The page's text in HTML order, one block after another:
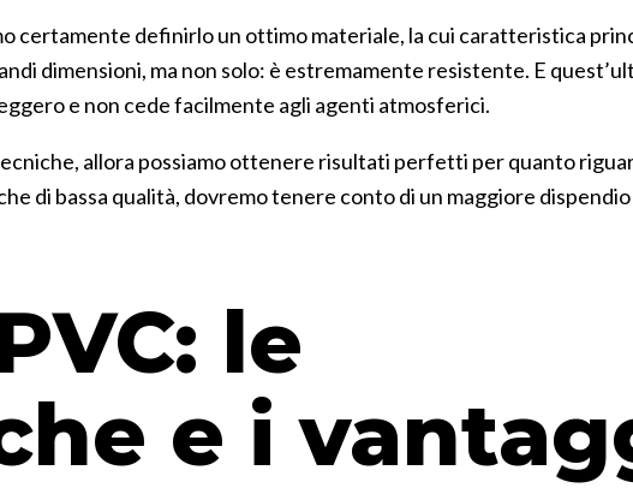
certamente definirlo un ottimo materiale, la cui caratteristica
dimensioni, ma non solo: è estremamente resistente. E
e non cede facilmente agli agenti atmosferici.
allora possiamo ottenere risultati perfetti per quanto
di bassa qualità, dovremo tenere conto di un maggiore
le
e i